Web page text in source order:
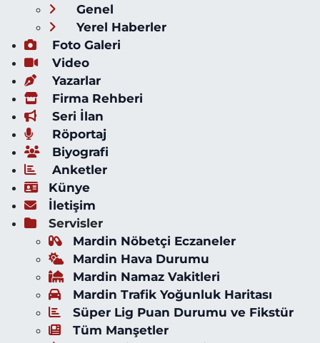
Genel
Yerel Haberler
Foto Galeri
Video
Yazarlar
Firma Rehberi
Seri İlan
Röportaj
Biyografi
Anketler
Künye
İletişim
Servisler
Mardin Nöbetçi Eczaneler
Mardin Hava Durumu
Mardin Namaz Vakitleri
Mardin Trafik Yoğunluk Haritası
Süper Lig Puan Durumu ve Fikstür
Tüm Manşetler